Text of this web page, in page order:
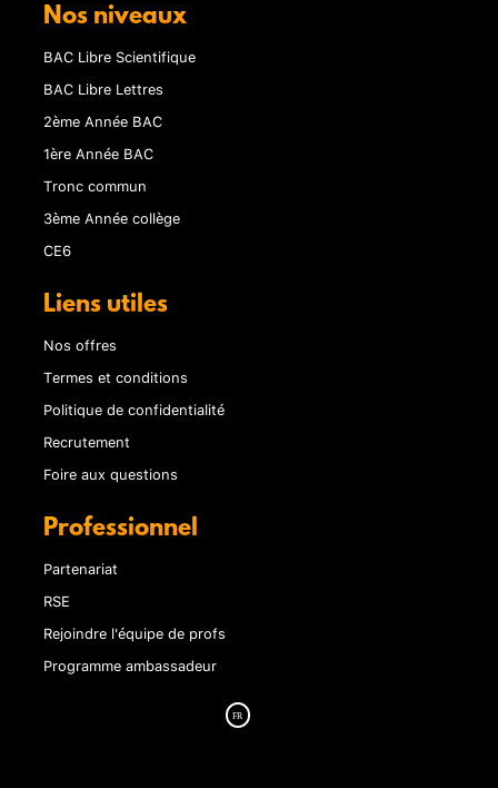
Nos niveaux
BAC Libre Scientifique
BAC Libre Lettres
2ème Année BAC
1ère Année BAC
Tronc commun
3ème Année collège
CE6
Liens utiles
Nos offres
Termes et conditions
Politique de confidentialité
Recrutement
Foire aux questions
Professionnel
Partenariat
RSE
Rejoindre l'équipe de profs
Programme ambassadeur